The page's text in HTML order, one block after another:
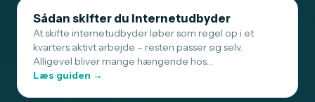
Sådan skifter du internetudbyder
At skifte internetudbyder løber som regel op i et
kvarters aktivt arbejde – resten passer sig selv.
Alligevel bliver mange hængende hos…
Læs guiden →